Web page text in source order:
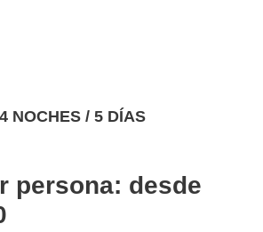
NOCHES / 5 DÍAS
persona: desde